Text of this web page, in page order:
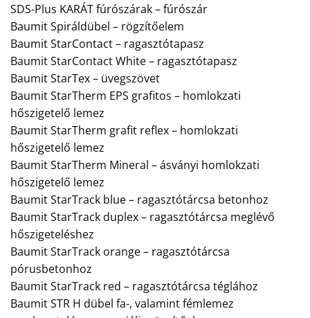
SDS-Plus KARÁT fúrószárak – fúrószár
Baumit Spiráldübel – rögzítőelem
Baumit StarContact – ragasztótapasz
Baumit StarContact White – ragasztótapasz
Baumit StarTex – üvegszövet
Baumit StarTherm EPS grafitos – homlokzati
hőszigetelő lemez
Baumit StarTherm grafit reflex – homlokzati
hőszigetelő lemez
Baumit StarTherm Mineral – ásványi homlokzati
hőszigetelő lemez
Baumit StarTrack blue – ragasztótárcsa betonhoz
Baumit StarTrack duplex – ragasztótárcsa meglévő
hőszigeteléshez
Baumit StarTrack orange – ragasztótárcsa
pórusbetonhoz
Baumit StarTrack red – ragasztótárcsa téglához
Baumit STR H dübel fa-, valamint fémlemez